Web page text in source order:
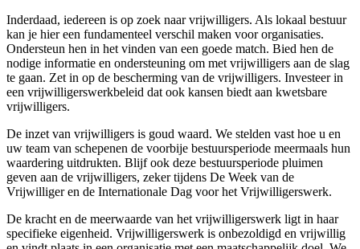
Inderdaad, iedereen is op zoek naar vrijwilligers. Als lokaal bestuur
kan je hier een fundamenteel verschil maken voor organisaties.
Ondersteun hen in het vinden van een goede match. Bied hen de
nodige informatie en ondersteuning om met vrijwilligers aan de slag
te gaan. Zet in op de bescherming van de vrijwilligers. Investeer in
een vrijwilligerswerkbeleid dat ook kansen biedt aan kwetsbare
vrijwilligers.
De inzet van vrijwilligers is goud waard. We stelden vast hoe u en
uw team van schepenen de voorbije bestuursperiode meermaals hun
waardering uitdrukten. Blijf ook deze bestuursperiode pluimen
geven aan de vrijwilligers, zeker tijdens De Week van de
Vrijwilliger en de Internationale Dag voor het Vrijwilligerswerk.
De kracht en de meerwaarde van het vrijwilligerswerk ligt in haar
specifieke eigenheid. Vrijwilligerswerk is onbezoldigd en vrijwillig